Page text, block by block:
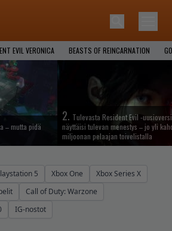
EVIL VERONICA BEASTS OF REINCARNATION
– mutta pidä
2. Tulevasta Resident Evil -
näyttäisi tulevan menestys – jo yli
miljoonan pelaajan toivelistalla
5 Xbox One
Xbox Series X
Call of Duty: Warzone
IG-nostot